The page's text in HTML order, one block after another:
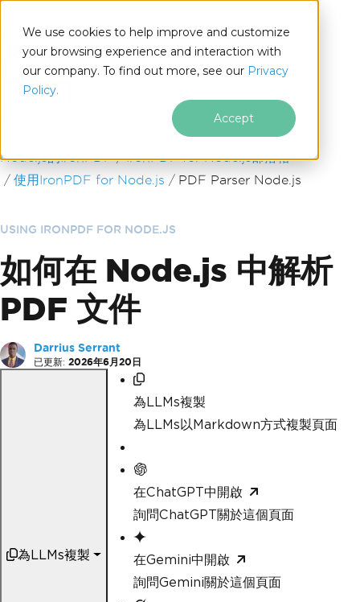
We use cookies to help improve and customize
your browsing experience and interaction with
our company. To find out more, see our Privacy
Policy.
Accept
Node.js
跳至頁尾內容
Node.js的IronPDF
IronPDF for Node.js部落格
使用IronPDF for Node.js
PDF Parser Node.js
USING IRONPDF FOR NODE.JS
如何在 Node.js 中解析
PDF 文件
Darrius Serrant
已更新: 2026年6月20日
為LLMs複製
為LLMs複製
為LLMs以Markdown方式複製頁面
在ChatGPT中開啟
詢問ChatGPT關於這個頁面
在Gemini中開啟
詢問Gemini關於這個頁面